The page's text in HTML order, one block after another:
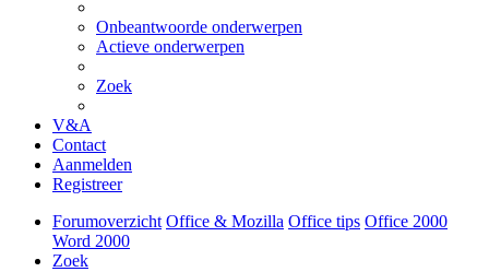
Onbeantwoorde onderwerpen
Actieve onderwerpen
Zoek
V&A
Contact
Aanmelden
Registreer
Forumoverzicht Office & Mozilla Office tips Office 2000
Word 2000
Zoek